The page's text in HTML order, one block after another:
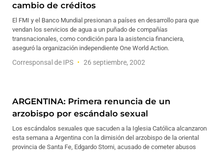
cambio de créditos
El FMI y el Banco Mundial presionan a países en desarrollo para que
vendan los servicios de agua a un puñado de compañías
transnacionales, como condición para la asistencia financiera,
aseguró la organización independiente One World Action.
Corresponsal de IPS 26 septiembre, 2002
ARGENTINA: Primera renuncia de un
arzobispo por escándalo sexual
Los escándalos sexuales que sacuden a la Iglesia Católica alcanzaron
esta semana a Argentina con la dimisión del arzobispo de la oriental
provincia de Santa Fe, Edgardo Storni, acusado de cometer abusos